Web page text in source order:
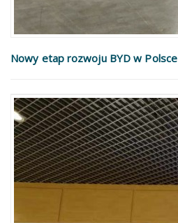
Nowy etap rozwoju BYD w Polsce